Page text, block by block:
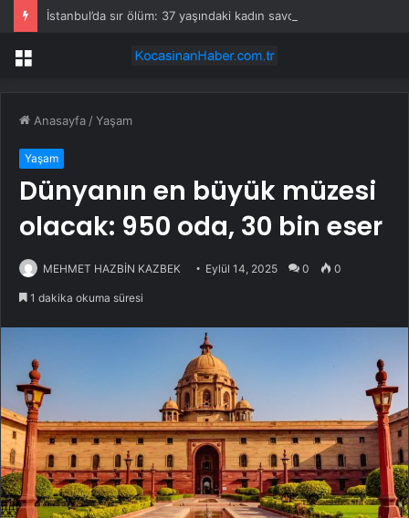
Menü
Anasayfa /Yaşam
Yaşam
Dünyanın en büyük müzesi
olacak: 950 oda, 30 bin eser
MEHMET HAZBİN KAZBEK Eylül 14, 2025 0 0
1 dakika okuma süresi